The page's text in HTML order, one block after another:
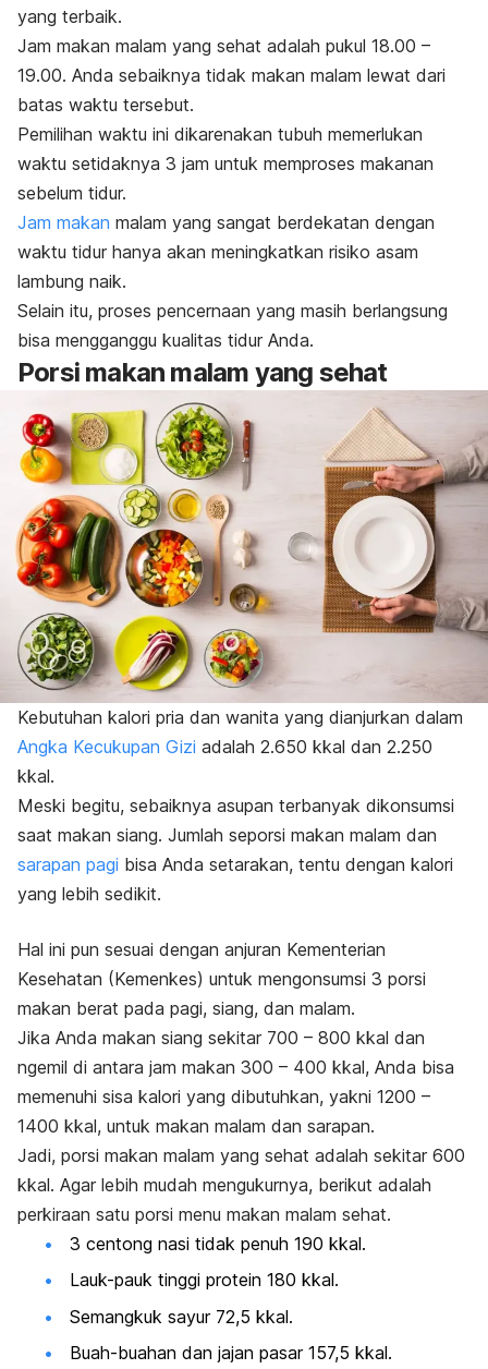
yang terbaik.
Jam makan malam yang sehat adalah pukul 18.00 –
19.00. Anda sebaiknya tidak makan malam lewat dari
batas waktu tersebut.
Pemilihan waktu ini dikarenakan tubuh memerlukan
waktu setidaknya 3 jam untuk memproses makanan
sebelum tidur.
Jam makan malam yang sangat berdekatan dengan
waktu tidur hanya akan meningkatkan risiko asam
lambung naik.
Selain itu, proses pencernaan yang masih berlangsung
bisa mengganggu kualitas tidur Anda.
Porsi makan malam yang sehat
Kebutuhan kalori pria dan wanita yang dianjurkan dalam
Angka Kecukupan Gizi adalah 2.650 kkal dan 2.250
kkal.
Meski begitu, sebaiknya asupan terbanyak dikonsumsi
saat makan siang. Jumlah seporsi makan malam dan
sarapan pagi bisa Anda setarakan, tentu dengan kalori
yang lebih sedikit.
Hal ini pun sesuai dengan anjuran Kementerian
Kesehatan (Kemenkes) untuk mengonsumsi 3 porsi
makan berat pada pagi, siang, dan malam.
Jika Anda makan siang sekitar 700 – 800 kkal dan
ngemil di antara jam makan 300 – 400 kkal, Anda bisa
memenuhi sisa kalori yang dibutuhkan, yakni 1200 –
1400 kkal, untuk makan malam dan sarapan.
Jadi, porsi makan malam yang sehat adalah sekitar 600
kkal. Agar lebih mudah mengukurnya, berikut adalah
perkiraan satu porsi menu makan malam sehat.
3 centong nasi tidak penuh 190 kkal.
Lauk-pauk tinggi protein 180 kkal.
Semangkuk sayur 72,5 kkal.
Buah-buahan dan jajan pasar 157,5 kkal.